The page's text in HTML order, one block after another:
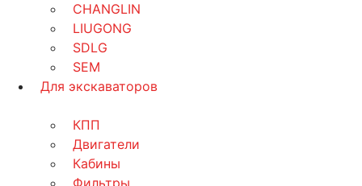
CHANGLIN
LIUGONG
SDLG
SEM
Для экскаваторов
КПП
Двигатели
Кабины
Фильтры